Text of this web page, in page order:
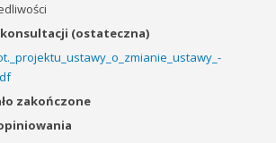
konsultacji (ostateczna)
zakończone